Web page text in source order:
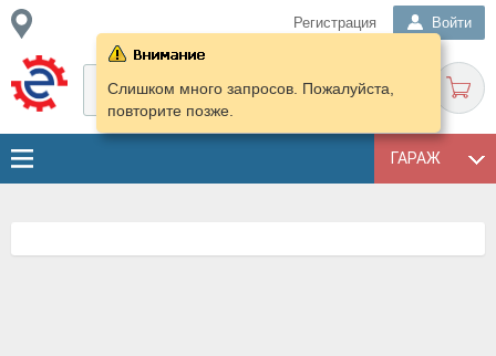
Регистрация Войти
ГАРАЖ
Слишком много запросов. Пожалуйста,
повторите позже.